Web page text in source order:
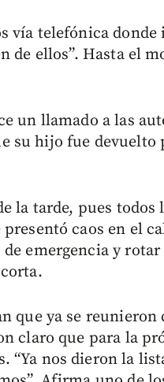
vía telefónica
de ellos”. Hasta el
un llamado a las
su hijo fue devuelto
la tarde, pues
caos en el
emergencia y
que ya se
claro que para la
“Ya nos dieron la